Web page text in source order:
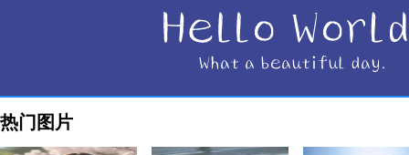
热门图片